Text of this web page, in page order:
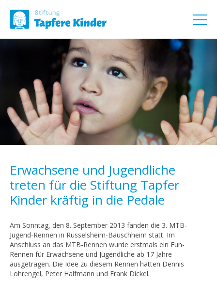
Erwachsene und Jugendliche
treten für die Stiftung Tapfer
Kinder kräftig in die Pedale
Am Sonntag, den 8. September 2013 fanden die 3. MTB-
Jugend-Rennen in Rüsselsheim-Bauschheim statt. Im
Anschluss an das MTB-Rennen wurde erstmals ein Fun-
Rennen für Erwachsene und Jugendliche ab 17 Jahre
ausgetragen. Die Idee zu diesem Rennen hatten Dennis
Lohrengel, Peter Halfmann und Frank Dickel.